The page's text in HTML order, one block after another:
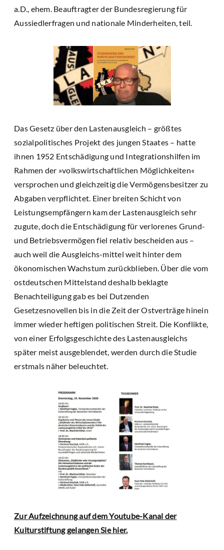
a.D., ehem. Beauftragter der Bundesregierung für
Aussiedlerfragen und nationale Minderheiten, teil.
Das Gesetz über den Lastenausgleich – größtes
sozialpolitisches Projekt des jungen Staates – hatte
ihnen 1952 Entschädigung und Integrationshilfen im
Rahmen der »volkswirtschaftlichen Möglichkeiten«
versprochen und gleichzeitig die Vermögensbesitzer zu
Abgaben verpflichtet. Einer breiten Schicht von
Leistungsempfängern kam der Lastenausgleich sehr
zugute, doch die Entschädigung für verlorenes Grund-
und Betriebsvermögen fiel relativ bescheiden aus –
auch weil die Ausgleichs-mittel weit hinter dem
ökonomischen Wachstum zurückblieben. Über die vom
ostdeutschen Mittelstand deshalb beklagte
Benachteiligung gab es bei Dutzenden
Gesetzesnovellen bis in die Zeit der Ostverträge hinein
immer wieder heftigen politischen Streit. Die Konflikte,
von einer Erfolgsgeschichte des Lastenausgleichs
später meist ausgeblendet, werden durch die Studie
erstmals näher beleuchtet.
Zur Aufzeichnung auf dem Youtube-Kanal der
Kulturstiftung gelangen Sie hier.